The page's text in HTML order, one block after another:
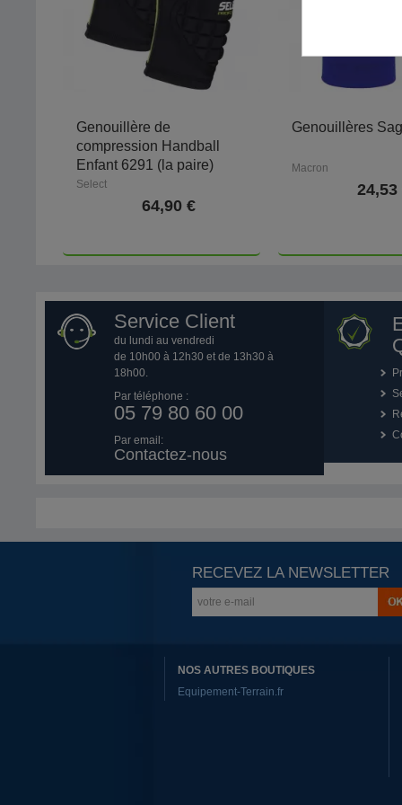
Genouillère de
compression Handball
Enfant 6291 (la paire)
Select
64,90 €
Genouillères
Macron
24,53
Service Client
du lundi au vendredi
de 10h00 à 12h30 et de 13h30 à
18h00.
Par téléphone :
05 79 80 60 00
Par email:
Contactez-nous
RECEVEZ LA NEWSLETTER
NOS AUTRES BOUTIQUES
Equipement-Terrain.fr